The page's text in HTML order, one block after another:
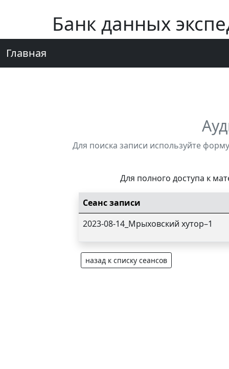
Банк данных
Главная
Для поиска записи используйте
Для полного доступа к
Сеанс записи
2023-08-14_Мрыховский хутор–1
назад к списку сеансов